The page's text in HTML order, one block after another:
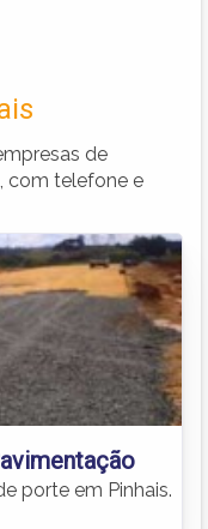
de
com telefone e
porte em Pinhais.